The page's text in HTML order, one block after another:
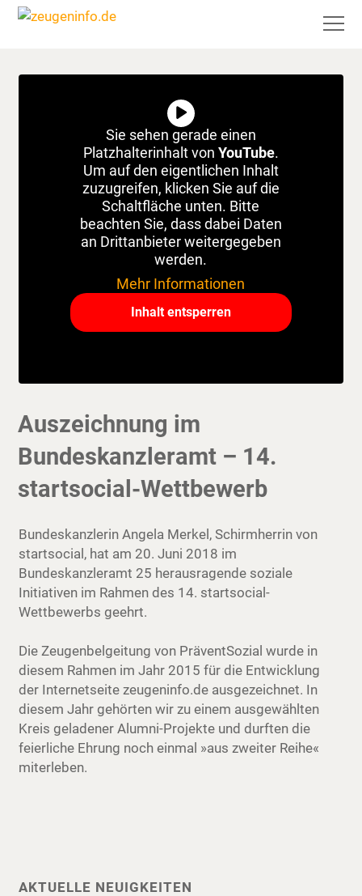
Sie sehen gerade einen
Platzhalterinhalt von YouTube.
Um auf den eigentlichen Inhalt
zuzugreifen, klicken Sie auf die
Schaltfläche unten. Bitte
beachten Sie, dass dabei Daten
an Drittanbieter weitergegeben
werden.
Mehr Informationen
Inhalt entsperren
Auszeichnung im
Bundeskanzleramt – 14.
startsocial-Wettbewerb
Bundeskanzlerin Angela Merkel, Schirmherrin von
startsocial, hat am 20. Juni 2018 im
Bundeskanzleramt 25 herausragende soziale
Initiativen im Rahmen des 14. startsocial-
Wettbewerbs geehrt.
Die Zeugenbelgeitung von PräventSozial wurde in
diesem Rahmen im Jahr 2015 für die Entwicklung
der Internetseite zeugeninfo.de ausgezeichnet. In
diesem Jahr gehörten wir zu einem ausgewählten
Kreis geladener Alumni-Projekte und durften die
feierliche Ehrung noch einmal »aus zweiter Reihe«
miterleben.
AKTUELLE NEUIGKEITEN